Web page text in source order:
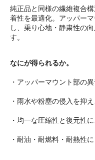
純正品と同様の繊維複合
着性を最適化。アッパー
し、乗り心地・静粛性の
す。
なにが得られるか。
・アッパーマウント部の
・雨水や粉塵の侵入を抑
・均一な圧縮性と復元性
・耐油・耐燃料・耐熱性